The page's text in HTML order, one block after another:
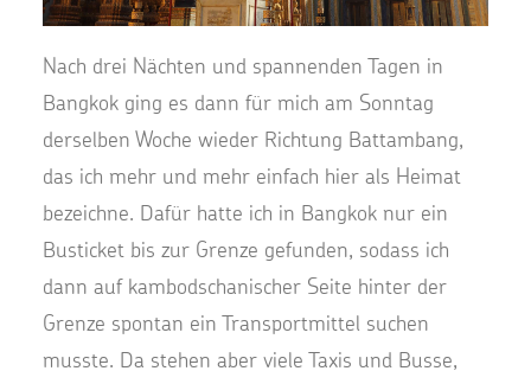
Nach drei Nächten und spannenden Tagen in
Bangkok ging es dann für mich am Sonntag
derselben Woche wieder Richtung Battambang,
das ich mehr und mehr einfach hier als Heimat
bezeichne. Dafür hatte ich in Bangkok nur ein
Busticket bis zur Grenze gefunden, sodass ich
dann auf kambodschanischer Seite hinter der
Grenze spontan ein Transportmittel suchen
musste. Da stehen aber viele Taxis und Busse,